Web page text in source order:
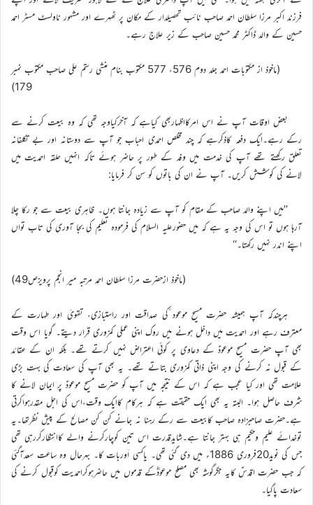
فرزند اکبر مرزا سلطان احمد صاحب نائب تحصیلدار کے مکان پر ٹھہرے اور مشہور ناولسٹ مسٹر احمد
حسین کے والد ڈاکٹر محمد حسین صاحب کے زیر علاج رہے۔
(ماخوذ از مکتوبات احمد جلد دوم 576، 577 مکتوب بنام منشی رستم علی صاحب مکتوب نمبر
179)
بعض اوقات آپ نے اس امرکااظہاربھی کیاہے کہ آخرکیاوجہ تھی کہ وہ بیعت کرنے سے
رکے رہے۔ایک دفعہ کاذکرہے کہ چند مخلص احمدی احباب جو آپ سے دوستانہ اور بے تکلفانہ
تعلق رکھتے تھے آپ کی خدمت میں وفد کے طور پر حاضر ہوئے تاکہ انہیں حلقہ احمدیت میں
لانے کی کوشش کریں۔ آپ نے ان کی باتوں کو سن کر فرمایا:
’’میں اپنے والد صاحب کے مقام کو آپ سے زیادہ جانتا ہوں۔ ظاہری بیعت سے جو رکا چلا
آرہا ہوں تو اس کی وجہ یہ ہے کہ میں حضورعلیہ السلام کی فرمودہ تعلیم کی بجا آوری کی تاب تواں
اپنے اندر نہیں رکھتا۔‘‘
(ماخوذ ازحضرت مرزا سلطان احمد مرتبہ میر انجم پرویزص49)
ہرچندکہ آپ ہمیشہ حضرت مسیح موعود ؑکی صداقت اور راستبازی، تقویٰ اور طہارت کے
معترف رہے اور احمدیت میں داخل ہونے میں روک اپنی عملی کمزوری قرار دیتے۔ گویا اس وقت
بھی آپ حضرت مسیح موعودؑ کے دعاوی پر کوئی اعتراض نہیں کرتے تھے۔ بلکہ ان کے عقائد
کے قبول نہ کرنے کی وجہ اپنی ذاتی کمزوری بتاتے تھے۔ یہ بھی آپ کی سعادت کی بہت بڑی
علامت تھی اور کیا عجب ہے کہ اس کے نتیجہ میں آپ کو حضرت مسیح موعودؑ پر ایمان لانے کا
شرف حاصل ہوا۔ البتہ یہ بھی ایک حقیقت ہے کہ ہرکام کاایک وقت،اس کی اجل مقدرہواکرتی
ہے۔حضرت صاحبزادہ صاحب کابیعت سے رکے رہنا نہ جانے کن کن مصالح کے پیش نظرتھا۔یہ
توخدائے علیم وحکیم ہی بہتر جانتا ہے۔شایدقدرت اس تین کوچارکرنے والے کاانتظارکررہی تھی
جس کی نوید20فروری 1886ء میں دی گئی تھی۔ یاکسی اَوربات کا۔ بہرحال وہ ساعت سعدآگئی
کہ جب حضرت اقدسؑ کایہ جگرگوشہ بھی مصلح موعودؓکے قدموں میں حاضرہوکراحمدیت کوقبول کرنے کی
سعادت پاگیا۔